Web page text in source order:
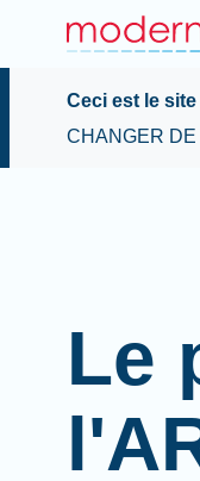
Ceci est le
CHANGER DE
Le